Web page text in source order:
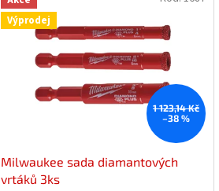
pp Výprodej
1 123,14 Kč
–38 %
Milwaukee sada diamantových
vrtáků 3ks